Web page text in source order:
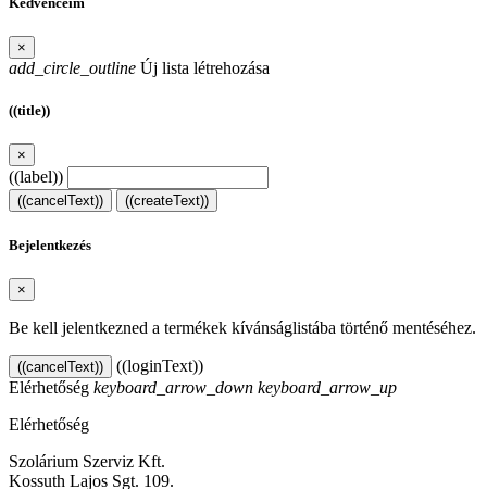
×
add_circle_outline Új lista létrehozása
((title))
×
((label))
((cancelText)) ((createText))
Bejelentkezés
×
Be kell jelentkezned a termékek kívánságlistába történő mentéséhez.
((cancelText))
((loginText))
Elérhetőség keyboard_arrow_down keyboard_arrow_up
Elérhetőség
Szolárium Szerviz Kft.
Kossuth Lajos Sgt. 109.